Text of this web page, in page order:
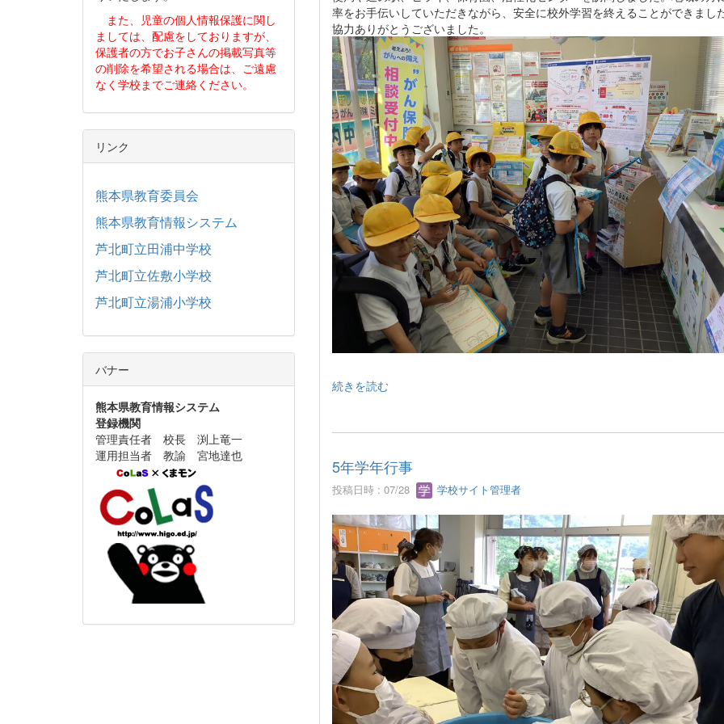
率をお手伝いしていただきながら、安全に校外学習を終えることができまし
協力ありがとうございました。
続きを読む
5年学年行事
投稿日時 : 07/28 学校サイト管理者
また、児童の個人情報保護に関し
ましては、配慮をしておりますが、
保護者の方でお子さんの掲載写真等
の削除を希望される場合は、ご遠慮
なく学校までご連絡ください。
リンク
熊本県教育委員会
熊本県教育情報システム
芦北町立田浦中学校
芦北町立佐敷小学校
芦北町立湯浦小学校
バナー
熊本県教育情報システム
登録機関
管理責任者 校長 渕上竜一
運用担当者 教諭 宮地達也